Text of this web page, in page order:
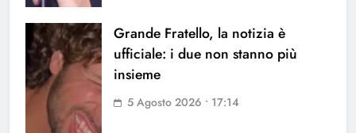
Grande Fratello, la notizia è
ufficiale: i due non stanno più
insieme
5 Agosto 2026 • 17:14